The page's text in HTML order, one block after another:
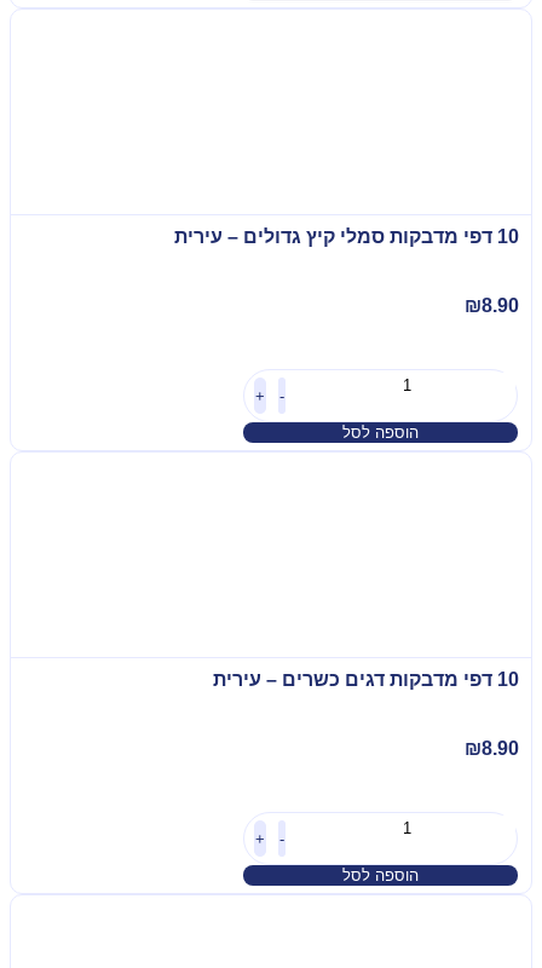
10 דפי מדבקות סמלי קיץ גדולים – עירית
₪8.90
+
הוספה לסל
10 דפי מדבקות דגים כשרים – עירית
₪8.90
+
הוספה לסל